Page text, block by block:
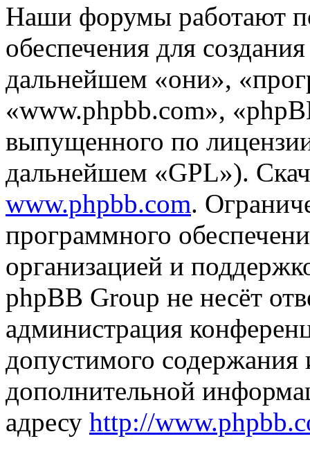
Наши форумы работают
обеспечения для
дальнейшем «они»,
«www.phpbb.com»,
выпущенного по
дальнейшем «GPL»).
www.phpbb.com.
программного
организацией и
phpBB Group не несёт
администрация
допустимого
дополнительной
адресу http://